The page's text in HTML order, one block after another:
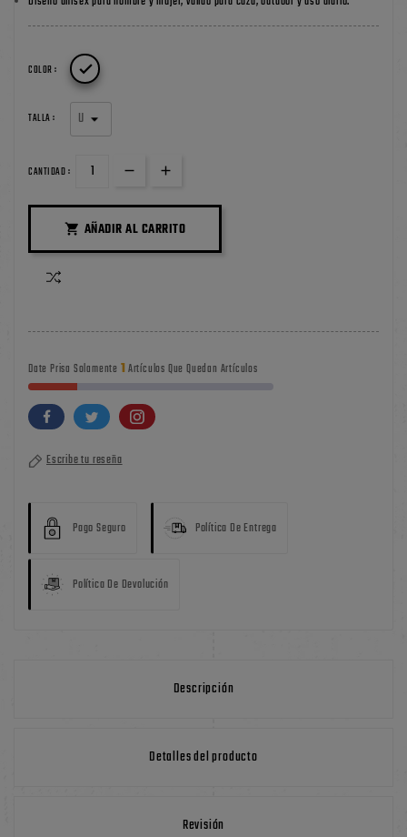
COLOR : 
TALLA :
CANTIDAD :
 AÑADIR AL CARRITO
Date Prisa Solamente 1Artículos Que Quedan Artículos
Escribe tu reseña
Pago Seguro Política De Entrega
Política De Devolución
Descripción
Detalles del producto
Revisión